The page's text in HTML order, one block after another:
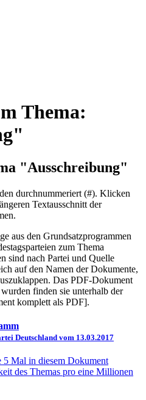
Thema:
"Ausschreibung"
durch­nummeriert (#). Klicken
Textausschnitt der
aus den Grundsatz­program­men
zum Thema
sind nach Partei und Quelle
auf den Namen der Dokumente,
Das PDF-Dokument
finden sie unterhalb der
komplett als PDF].
Deutschland vom 13.03.2017
5 Mal in diesem Dokument
des Themas pro eine Millionen